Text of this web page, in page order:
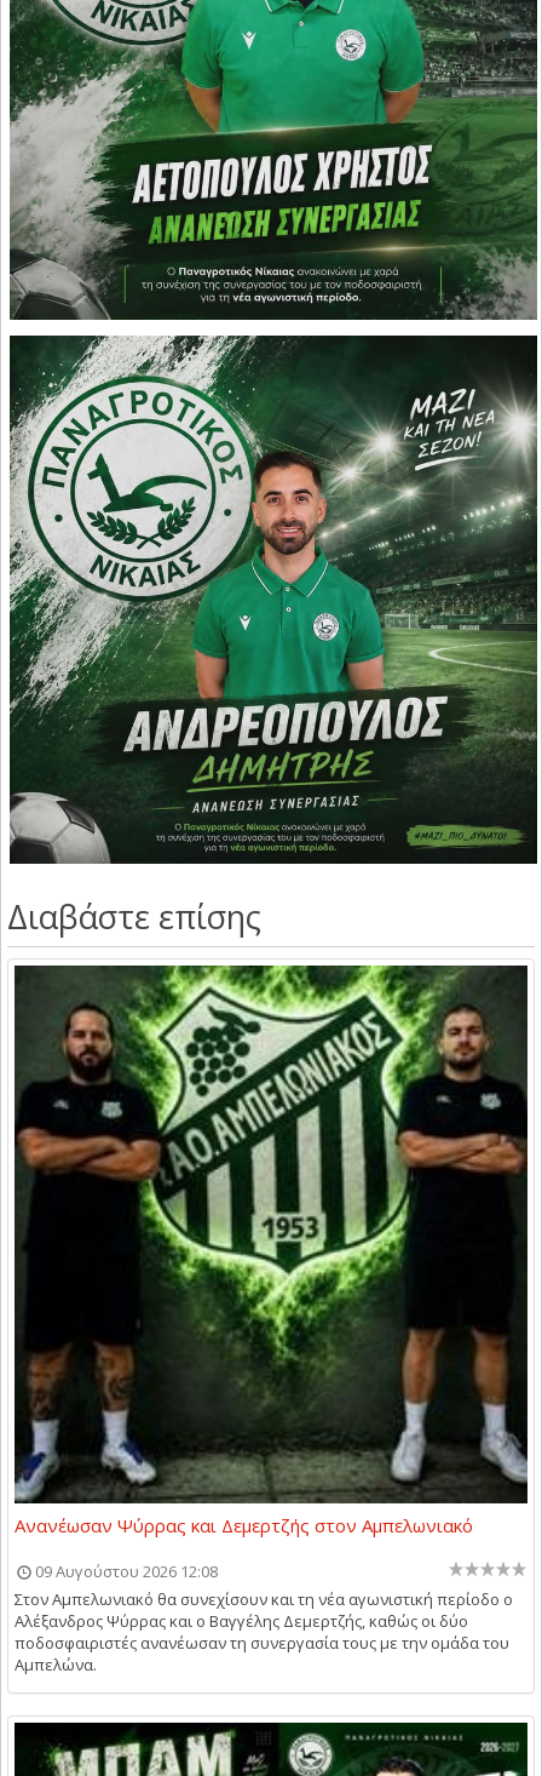
Διαβάστε επίσης
Ανανέωσαν Ψύρρας και Δεμερτζής στον Αμπελωνιακό
09 Αυγούστου 2026 12:08
Στον Αμπελωνιακό θα συνεχίσουν και τη νέα αγωνιστική περίοδο ο
Αλέξανδρος Ψύρρας και ο Βαγγέλης Δεμερτζής, καθώς οι δύο
ποδοσφαιριστές ανανέωσαν τη συνεργασία τους με την ομάδα του
Αμπελώνα.